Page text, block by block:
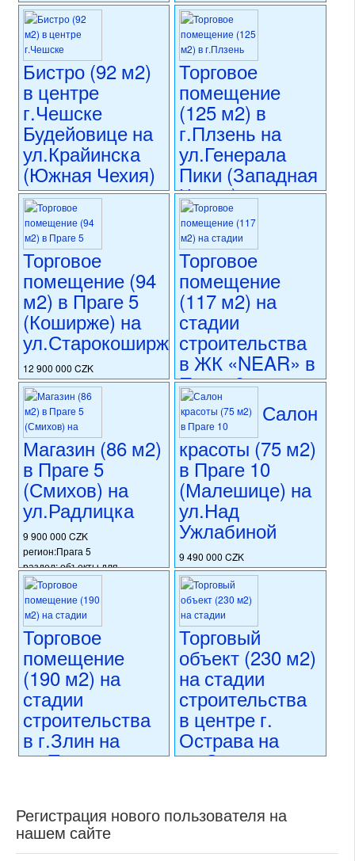
10 500 000 CZK
регион:Южная Моравия
раздел: объекты для
коммерческого использования
состояние: новостройка
номер объекта:20703
11 900 000 CZK
регион:Прага 5
раздел: объекты для
коммерческого использования
состояние: после
реконструкции
номер объекта:20286
Бистро (92 м2)
в центре
г.Чешске
Будейовице на
ул.Крайинска
(Южная Чехия)
8 950 000 CZK
регион:Южная Чехия
раздел: объекты для
коммерческого использования
состояние: стандарт
номер объекта:20638
Торговое
помещение
(125 м2) в
г.Плзень на
ул.Генерала
Пики (Западная
Чехия)
10 500 000 CZK
регион:Западная Чехия
раздел: объекты для
коммерческого использования
состояние: стандарт
номер объекта: 20567
Торговое
помещение (94
м2) в Праге 5
(Коширже) на
ул.Старокоширжска
12 900 000 CZK
регион:Прага 5
раздел: объекты для
коммерческого использования
состояние: новостройка
номер объекта: 20556
Торговое
помещение
(117 м2) на
стадии
строительства
в ЖК «NEAR» в
Праге 8
(Либень) на
ул.На Копечку
11 980 000 CZK
регион:Прага 8
раздел: объекты для
коммерческого использования
состояние: новостройка
номер объекта: 20541
Магазин (86 м2)
в Праге 5
(Смихов) на
ул.Радлицка
9 900 000 CZK
регион:Прага 5
раздел: объекты для
коммерческого использования
состояние: стандарт
номер объекта:
Салон
красоты (75 м2)
в Праге 10
(Малешице) на
ул.Над
Ужлабиной
9 490 000 CZK
регион:Прага 10
раздел: объекты для
коммерческого использования
состояние: новостройка
номер объекта:18155
Торговое
помещение
(190 м2) на
стадии
строительства
в г.Злин на
ул.Тржида
Моравия)
Торговый
объект (230 м2)
на стадии
строительства
в центре г.
Острава на
ул.Стодольни
регион:Силезия
коммерческого использования
Регистрация нового пользователя на
нашем сайте